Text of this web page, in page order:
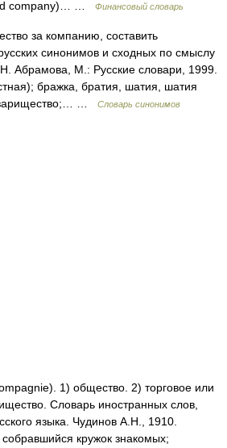
company)… … Финансовый словарь
за компанию, составить
синонимов и сходных по смыслу
Абрамова, М.: Русские словари, 1999.
бражка, братия, шатия, шатия
…
Словарь синонимов
1) общество. 2) торговое или
Словарь иностранных слов,
языка. Чудинов А.Н., 1910.
кружок знакомых;